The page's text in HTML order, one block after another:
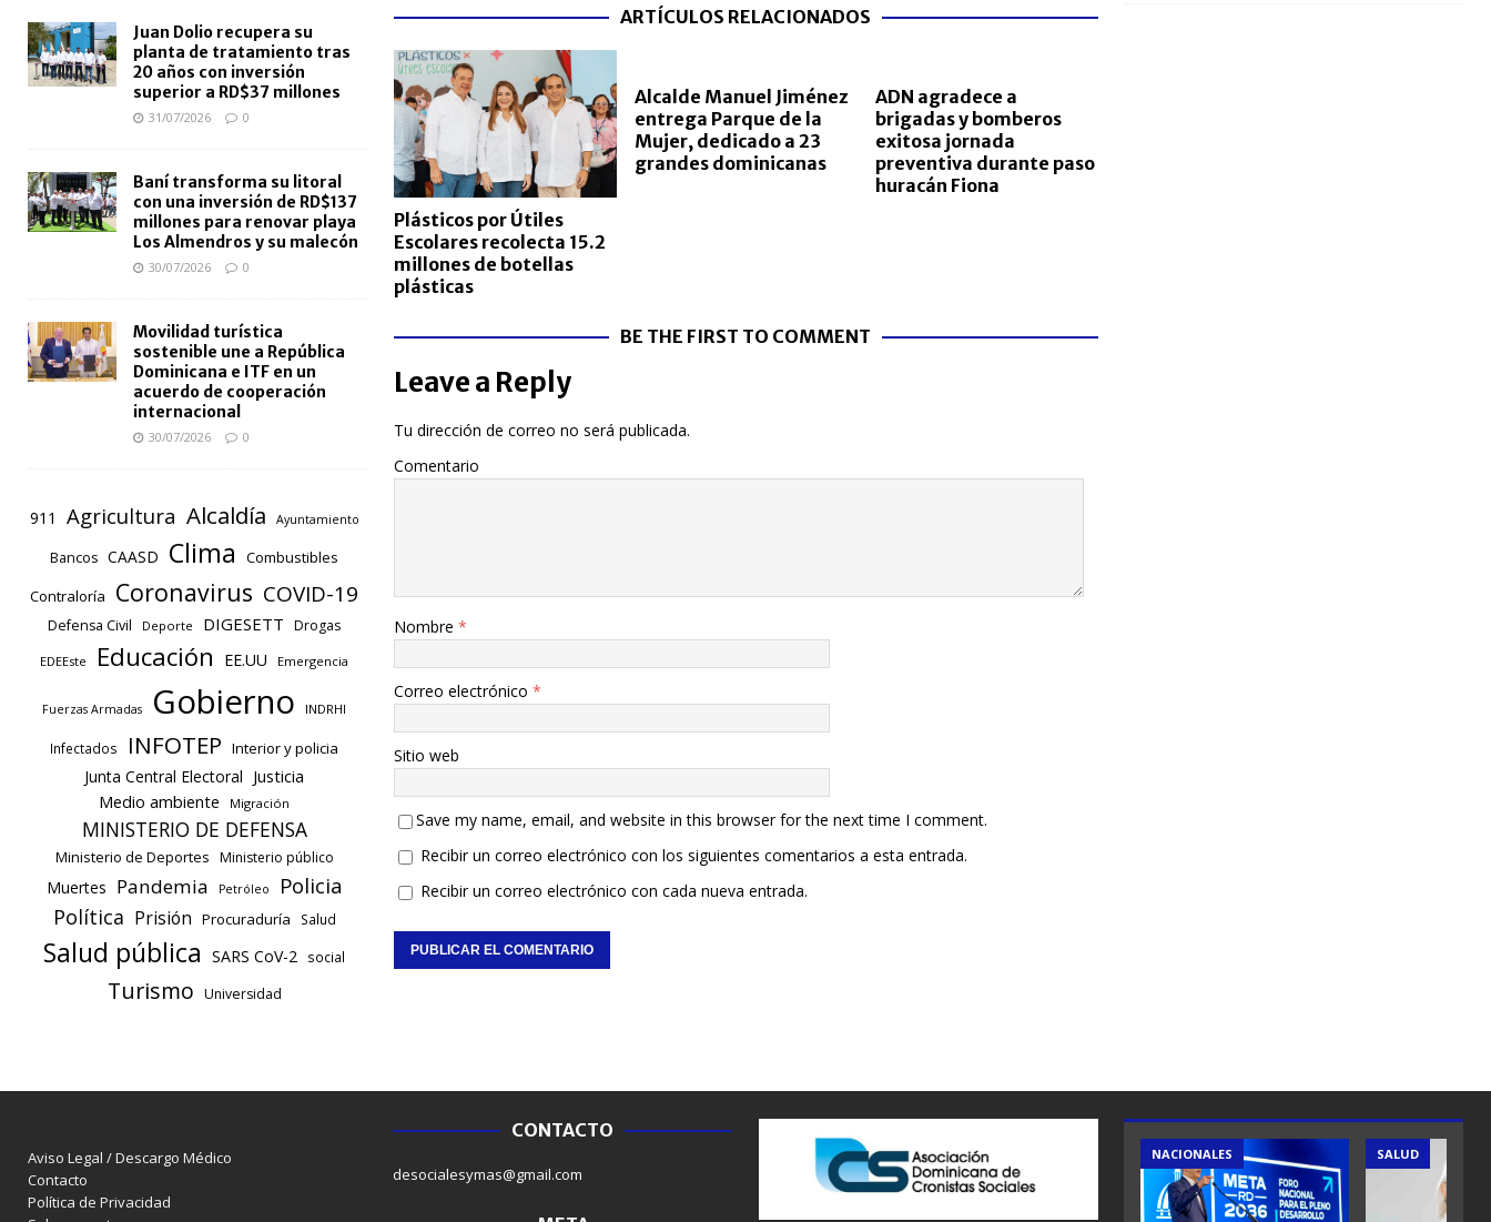
ARTÍCULOS RELACIONADOS
Plásticos por Útiles
Escolares recolecta 15.2
millones de botellas
plásticas
Alcalde Manuel Jiménez
entrega Parque de la
Mujer, dedicado a 23
grandes dominicanas
ADN agradece a
brigadas y bomberos
exitosa jornada
preventiva durante paso
huracán Fiona
BE THE FIRST TO COMMENT
Leave a Reply
Tu dirección de correo no será publicada.
Comentario
Nombre *
Correo electrónico *
Sitio web
Save my name, email, and website in this browser for the next time I comment.
Recibir un correo electrónico con los siguientes comentarios a esta entrada.
Recibir un correo electrónico con cada nueva entrada.
Juan Dolio recupera su
planta de tratamiento tras
20 años con inversión
superior a RD$37 millones
31/07/2026 0
Baní transforma su litoral
con una inversión de RD$137
millones para renovar playa
Los Almendros y su malecón
30/07/2026 0
Movilidad turística
sostenible une a República
Dominicana e ITF en un
acuerdo de cooperación
internacional
30/07/2026 0
911 Agricultura Alcaldía Ayuntamiento
Bancos CAASD Clima
Combustibles
Contraloría
Coronavirus COVID-19
Defensa Civil Deporte DIGESETT Drogas
EDEEste Educación EE.UU Emergencia
Fuerzas Armadas Gobierno INDRHI
Infectados INFOTEP Interior y policia
Junta Central Electoral Justicia
Medio ambiente Migración
MINISTERIO DE DEFENSA
Ministerio de Deportes Ministerio público
Muertes Pandemia Petróleo Policia
Política Prisión Procuraduría Salud
Salud pública SARS CoV-2 social
Turismo Universidad
Aviso Legal / Descargo Médico
Contacto
Política de Privacidad
CONTACTO
desocialesymas@gmail.com
NACIONALES NACIONALES SALUD